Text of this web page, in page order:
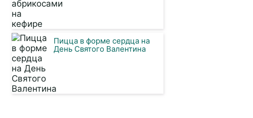
Пицца в форме сердца на
День Святого Валентина